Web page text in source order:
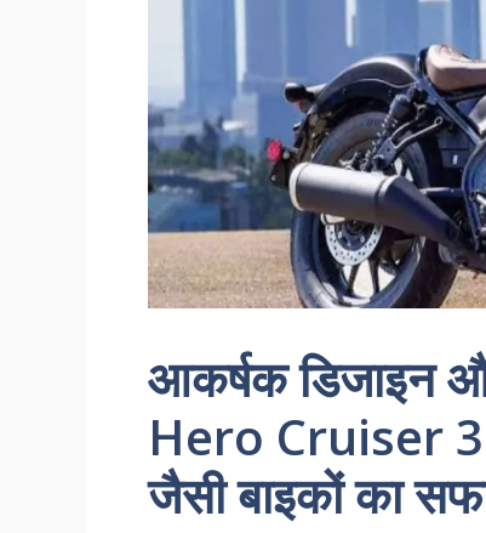
आकर्षक डिजाइन
Hero Cruiser
जैसी बाइकों का